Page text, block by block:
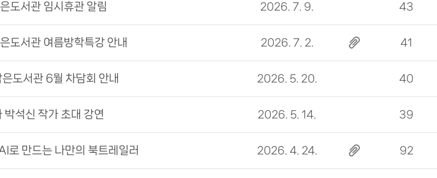
도서관 임시휴관 알림 2026. 7. 9. 43
도서관 여름방학특강 안내 2026. 7. 2. 41
도서관 6월 차담회 안내 2026. 5. 20. 40
박석신 작가 초대 강연 2026. 5. 14. 39
로 만드는 나만의 북트레일러 2026. 4. 24. 92